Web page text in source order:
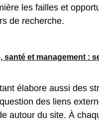
les failles et
de recherche.
santé et management :
élabore aussi des
des liens
autour du site. À